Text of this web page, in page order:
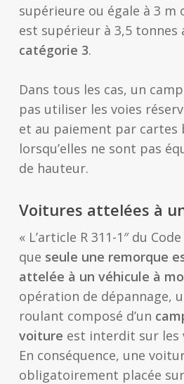
supérieure ou égale à 3 m
est supérieur à 3,5
catégorie 3.
Dans tous les cas, un
pas utiliser les voies
et au paiement par cartes
lorsqu’elles ne sont pas
de hauteur.
Voitures attelées à
« L’article R 311-1″ du
que seule une remorque
attelée à un véhicule à
opération de dépannage,
roulant composé d’un
voiture est interdit sur les
En conséquence, une
obligatoirement placée